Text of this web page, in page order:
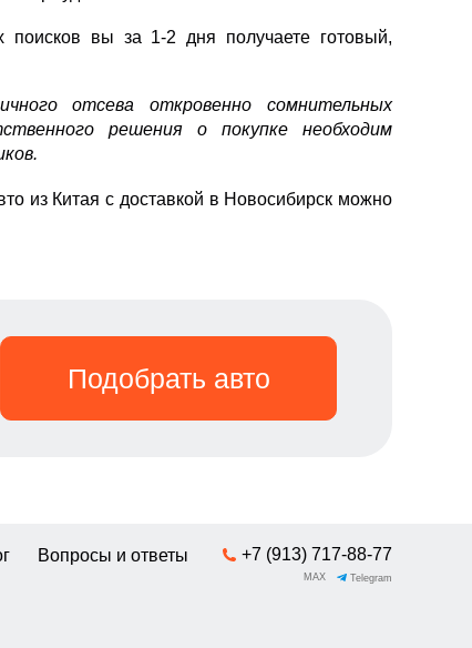
поисков вы за 1-2 дня получаете готовый,
отсева откровенно сомнительных
решения о покупке необходим
из Китая с доставкой в Новосибирск можно
Подобрать авто
Вопросы и ответы
+7 (913) 717-88-77
MAX Telegram